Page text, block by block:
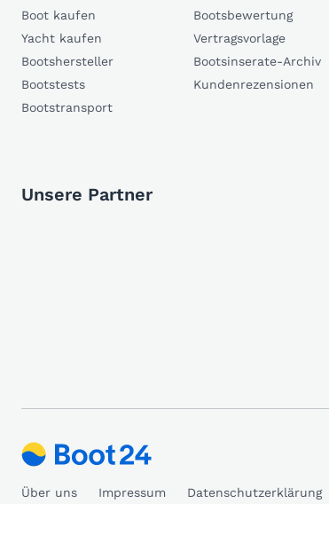
Boot kaufen
Yacht kaufen
Bootshersteller
Bootstests
Bootstransport
Bootsbewertung
Vertragsvorlage
Bootsinserate-Archiv
Kundenrezensionen
Unsere Partner
Über uns Impressum Datenschutzerklärung